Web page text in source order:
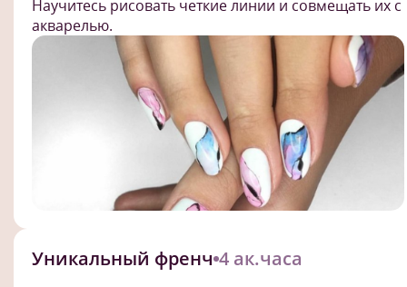
Научитесь рисовать четкие линии и совмещать их с
акварелью.
Уникальный френч 4 ак.часа